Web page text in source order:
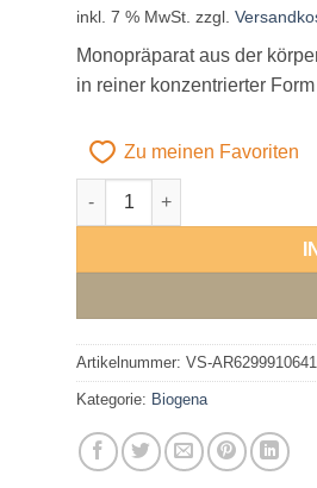
inkl. 7 % MwSt. zzgl.
Monopräparat aus der
in reiner konzentrierter Form
Zu meinen Favoriten
Biogena Alpha Liponsäure
Alternative:
Artikelnummer: VS-
Kategorie: Biogena